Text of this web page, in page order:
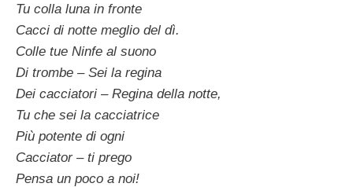
Tu colla luna in fronte
Cacci di notte meglio del dì.
Colle tue Ninfe al suono
Di trombe – Sei la regina
Dei cacciatori – Regina della notte,
Tu che sei la cacciatrice
Più potente di ogni
Cacciator – ti prego
Pensa un poco a noi!